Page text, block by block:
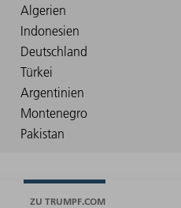
ZU TRUMPF.COM